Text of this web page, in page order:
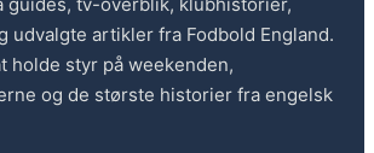
udvalgte artikler fra Fodbold England.
holde styr på weekenden,
og de største historier fra engelsk